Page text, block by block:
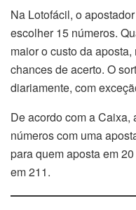
Na Lotofácil, o
escolher 15 números.
maior o custo da
chances de acerto. O
diariamente, com
De acordo com a
números com uma
para quem aposta em
em 211.